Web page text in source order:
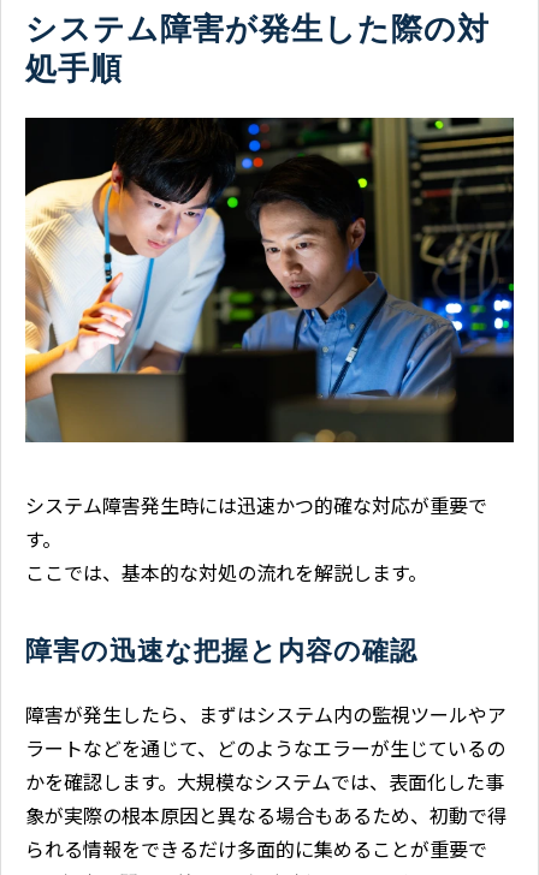
システム障害が発生した際の対
処手順
システム障害発生時には迅速かつ的確な対応が重要で
す。
ここでは、基本的な対処の流れを解説します。
障害の迅速な把握と内容の確認
障害が発生したら、まずはシステム内の監視ツールやア
ラートなどを通じて、どのようなエラーが生じているの
かを確認します。大規模なシステムでは、表面化した事
象が実際の根本原因と異なる場合もあるため、初動で得
られる情報をできるだけ多面的に集めることが重要で